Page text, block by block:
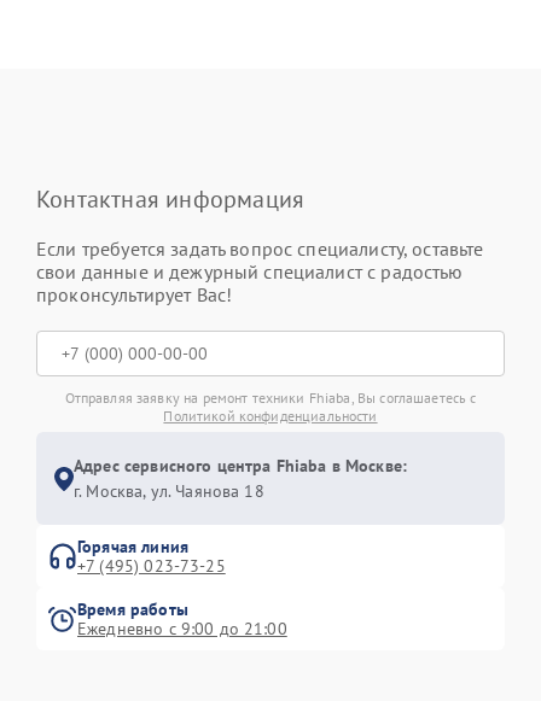
Контактная информация
Если требуется задать вопрос специалисту, оставьте
свои данные и дежурный специалист с радостью
проконсультирует Вас!
Отправляя заявку на ремонт техники Fhiaba, Вы соглашаетесь с
Политикой конфиденциальности
Адрес сервисного центра Fhiaba в Москве:
г. Москва, ул. Чаянова 18
Горячая линия
+7 (495) 023-73-25
Время работы
Ежедневно с 9:00 до 21:00